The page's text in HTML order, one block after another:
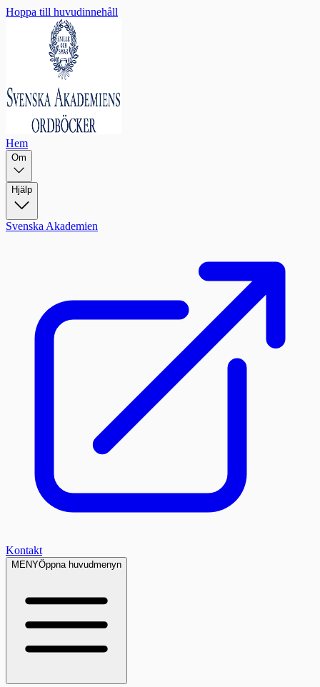
Hoppa till huvudinnehåll
Hem
Om
Hjälp
Svenska Akademien
Kontakt
MENYÖppna huvudmenyn